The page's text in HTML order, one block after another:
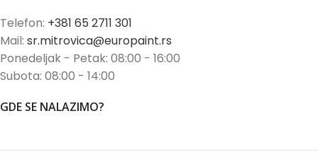
Telefon: +381 65 2711 301
Mail: sr.mitrovica@europaint.rs
Ponedeljak - Petak: 08:00 - 16:00
Subota: 08:00 - 14:00
GDE SE NALAZIMO?